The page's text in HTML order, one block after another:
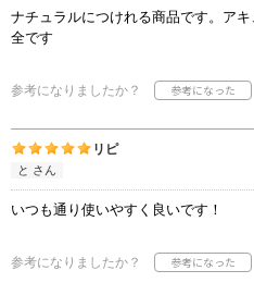
ナチュラルにつけれる商品です。ア
全です
参考になりましたか？
リピ
と さん
いつも通り使いやすく良いです！
参考になりましたか？